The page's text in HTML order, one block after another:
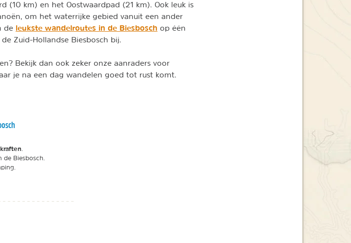
(10 km) en het Oostwaardpad (21 km). Ook leuk is
om het waterrijke gebied vanuit een ander
de leukste wandelroutes in de Biesbosch op één
Zuid-Hollandse Biesbosch bij.
Bekijk dan ook zeker onze aanraders voor
je na een dag wandelen goed tot rust komt.
Biesbosch.